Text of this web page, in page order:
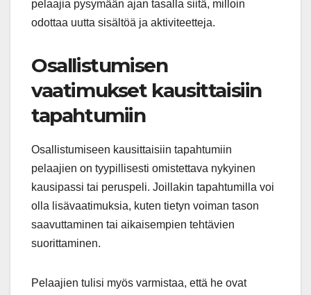
pelaajia pysymään ajan tasalla siitä, milloin
odottaa uutta sisältöä ja aktiviteetteja.
Osallistumisen
vaatimukset kausittaisiin
tapahtumiin
Osallistumiseen kausittaisiin tapahtumiin
pelaajien on tyypillisesti omistettava nykyinen
kausipassi tai peruspeli. Joillakin tapahtumilla voi
olla lisävaatimuksia, kuten tietyn voiman tason
saavuttaminen tai aikaisempien tehtävien
suorittaminen.
Pelaajien tulisi myös varmistaa, että he ovat